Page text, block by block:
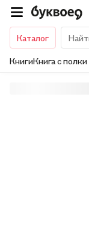
Каталог
КнигиКнига с полки